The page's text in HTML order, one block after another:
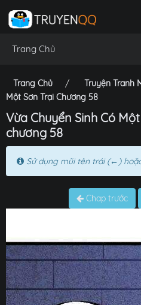
Trang Chủ
Trang Chủ Truyện Tranh
Một Sơn Trại Chương 58
Vừa Chuyển Sinh Có
chương 58
Sử dụng mũi tên trái (←)
Chap trước